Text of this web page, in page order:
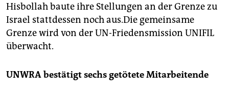
Hisbollah baute ihre Stellungen an der Grenze zu
Israel stattdessen noch aus.Die gemeinsame
Grenze wird von der UN-Friedensmission UNIFIL
überwacht.
UNWRA bestätigt sechs getötete Mitarbeitende